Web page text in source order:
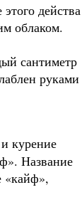
действа
облаком.
сантиметр
руками
курение
Название
«кайф»,